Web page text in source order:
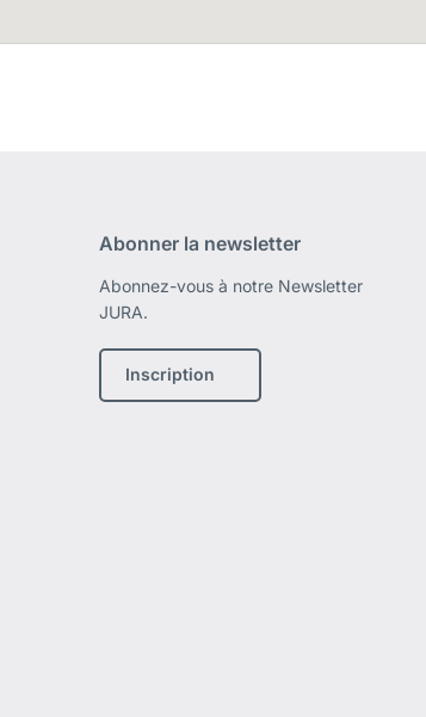
Abonner la newsletter
Abonnez-vous à notre Newsletter
JURA.
Inscription